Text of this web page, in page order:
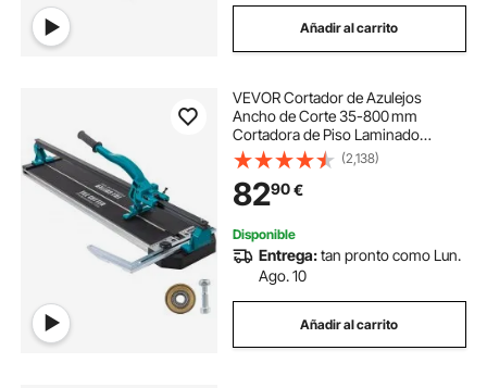
Añadir al carrito
VEVOR Cortador de Azulejos
Ancho de Corte 35-800 mm
Cortadora de Piso Laminado
Espesor de Corte 6-15 mm
Cortador Manual de Azulejos de
Aluminio Corte Preciso y Suave
para Piedra, Baldosas Ordinarias
(2,138)
8290€
Disponible
Entrega:tan pronto como Lun.
Ago. 10
Añadir al carrito